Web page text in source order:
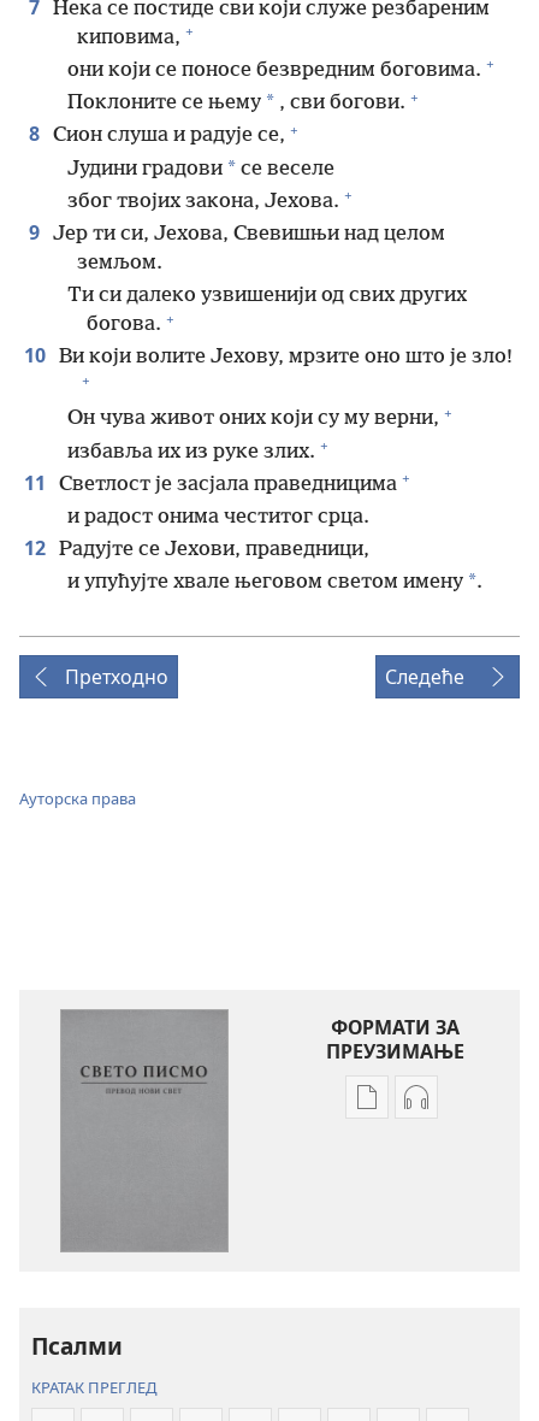
7 Нека се постиде сви који служе резбареним
киповима, +
они који се поносе безвредним боговима. +
Поклоните се њему * , сви богови. +
8 Сион слуша и радује се, +
Јудини градови * се веселе
због твојих закона, Јехова. +
9 Јер ти си, Јехова, Свевишњи над целом
земљом.
Ти си далеко узвишенији од свих других
богова. +
10 Ви који волите Јехову, мрзите оно што је зло!
+
Он чува живот оних који су му верни, +
избавља их из руке злих. +
11 Светлост је засјала праведницима +
и радост онима честитог срца.
12 Радујте се Јехови, праведници,
и упућујте хвале његовом светом имену *.
Претходно Следеће
Ауторска права
ФОРМАТИ ЗА
ПРЕУЗИМАЊЕ
ФорматиФормати
Псалми
КРАТАК ПРЕГЛЕД